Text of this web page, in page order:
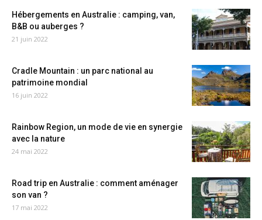
Hébergements en Australie : camping, van,
B&B ou auberges ?
21 juin 2022
Cradle Mountain : un parc national au
patrimoine mondial
16 juin 2022
Rainbow Region, un mode de vie en synergie
avec la nature
24 mai 2022
Road trip en Australie : comment aménager
son van ?
17 mai 2022